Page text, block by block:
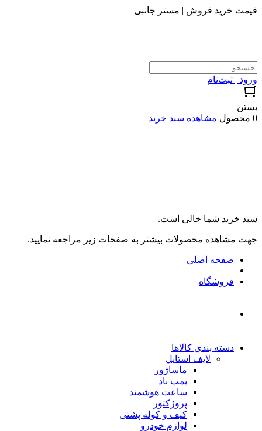
قیمت خرید فروش | مستر جانبی
ورود | ثبت‌نام
بستن
0 محصول
مشاهده سبد خرید
سبد خرید شما خالی است.
جهت مشاهده محصولات بیشتر به صفحات زیر مراجعه نمایید.
صفحه اصلی
فروشگاه
دسته بندی کالاها
لایف استایل
ماساژور
پمپ باد
ساعت هوشمند
پروژکتور
کیف و کوله پشتی
لوازم خودرو